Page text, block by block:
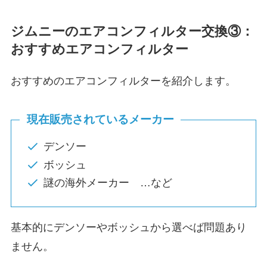
ジムニーのエアコンフィルター交換③：
おすすめエアコンフィルター
おすすめのエアコンフィルターを紹介します。
現在販売されているメーカー
デンソー
ボッシュ
謎の海外メーカー …など
基本的にデンソーやボッシュから選べば問題あり
ません。